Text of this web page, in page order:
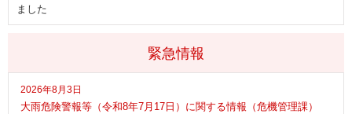
緊急情報
2026年8月3日
大雨危険警報等（令和8年7月17日）に関する情報（危機管理課）
ました